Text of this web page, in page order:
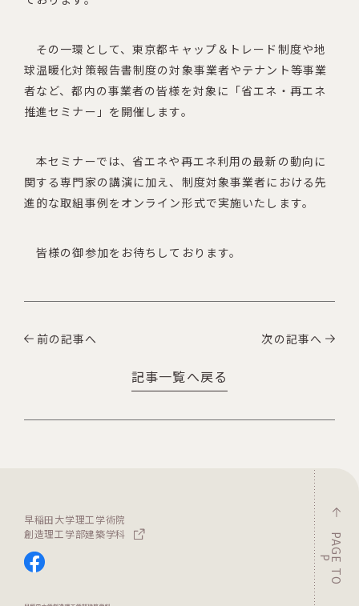
その一環として、東京都キャップ＆トレード制度や地
球温暖化対策報告書制度の対象事業者やテナント等事業
者など、都内の事業者の皆様を対象に「省エネ・再エネ
推進セミナー」を開催します。
本セミナーでは、省エネや再エネ利用の最新の動向に
関する専門家の講演に加え、制度対象事業者における先
進的な取組事例をオンライン形式で実施いたします。
皆様の御参加をお待ちしております。
前の記事へ 次の記事へ
記事一覧へ戻る
P
A
G
ET
O
P
早稲田大学理工学術院
創造理工学部建築学科